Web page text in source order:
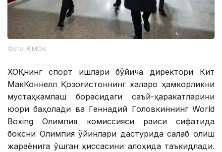
Фото: ҚР МОҚ
ХОҚнинг спорт ишлари бўйича директори Кит
МакКоннелл Қозоғистоннинг халқаро ҳамкорликни
мустаҳкамлаш борасидаги саъй-ҳаракатларини
юқори баҳолади ва Геннадий Головкиннинг World
Boxing Олимпия комиссияси раиси сифатида
боксни Олимпия ўйинлари дастурида сақлаб қолиш
жараёнига қўшган ҳиссасини алоҳида таъкидлади.